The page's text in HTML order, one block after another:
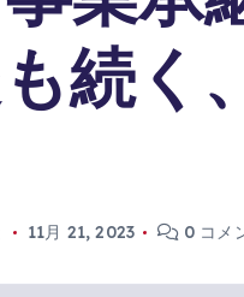
続く
11月 21, 2023 0 コメ